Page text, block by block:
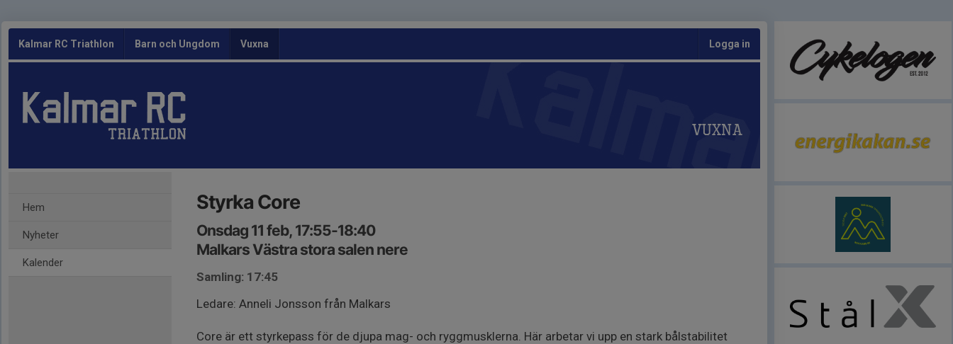
Kalmar RC Triathlon Barn och Ungdom Vuxna Logga in
Vuxna
Hem
Nyheter
Kalender
Styrka Core
Onsdag 11 feb, 17:55-18:40
Malkars Västra stora salen nere
Samling: 17:45
Ledare: Anneli Jonsson från Malkars
Core är ett styrkepass för de djupa mag- och ryggmusklerna. Här arbetar vi upp en stark bålstabilitet